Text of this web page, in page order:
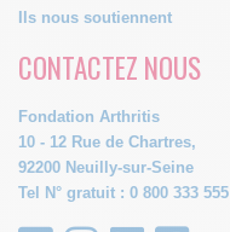
Ils nous soutiennent
CONTACTEZ NOUS
Fondation Arthritis
10 - 12 Rue de Chartres,
92200 Neuilly-sur-Seine
Tel N° gratuit : 0 800 333 555